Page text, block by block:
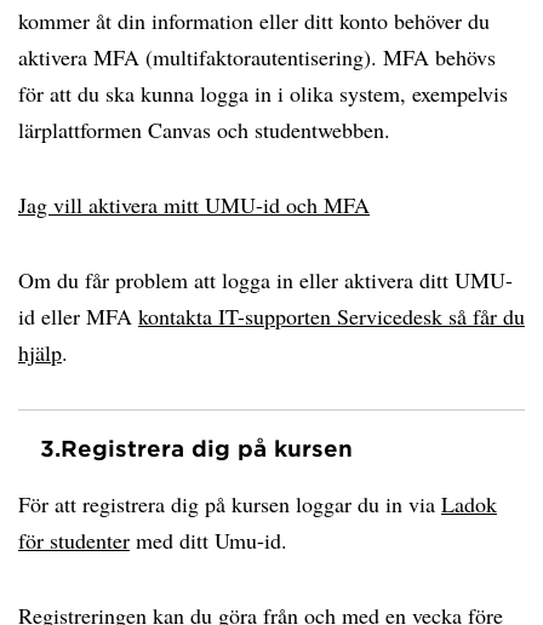
kommer åt din information eller ditt konto behöver du
aktivera MFA (multifaktorautentisering). MFA behövs
för att du ska kunna logga in i olika system, exempelvis
lärplattformen Canvas och studentwebben.
Jag vill aktivera mitt UMU-id och MFA
Om du får problem att logga in eller aktivera ditt UMU-
id eller MFA kontakta IT-supporten Servicedesk så får du
hjälp.
3.Registrera dig på kursen
För att registrera dig på kursen loggar du in via Ladok
för studenter med ditt Umu-id.
Registreringen kan du göra från och med en vecka före